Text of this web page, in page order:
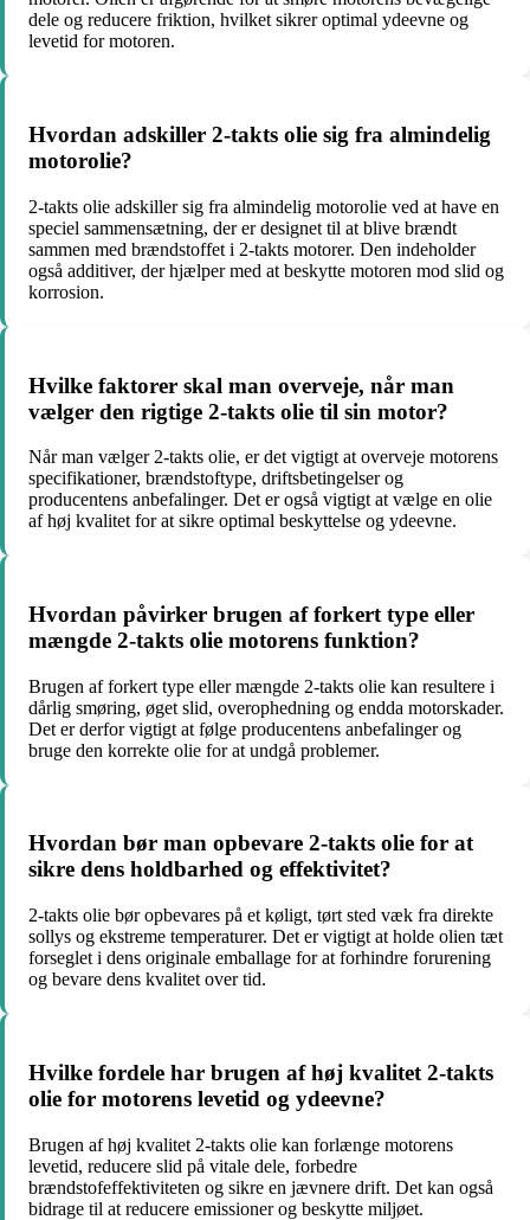
dele og reducere friktion, hvilket sikrer optimal ydeevne og
levetid for motoren.
Hvordan adskiller 2-takts olie sig fra almindelig
motorolie?
2-takts olie adskiller sig fra almindelig motorolie ved at have en
speciel sammensætning, der er designet til at blive brændt
sammen med brændstoffet i 2-takts motorer. Den indeholder
også additiver, der hjælper med at beskytte motoren mod slid og
korrosion.
Hvilke faktorer skal man overveje, når man
vælger den rigtige 2-takts olie til sin motor?
Når man vælger 2-takts olie, er det vigtigt at overveje motorens
specifikationer, brændstoftype, driftsbetingelser og
producentens anbefalinger. Det er også vigtigt at vælge en olie
af høj kvalitet for at sikre optimal beskyttelse og ydeevne.
Hvordan påvirker brugen af forkert type eller
mængde 2-takts olie motorens funktion?
Brugen af forkert type eller mængde 2-takts olie kan resultere i
dårlig smøring, øget slid, overophedning og endda motorskader.
Det er derfor vigtigt at følge producentens anbefalinger og
bruge den korrekte olie for at undgå problemer.
Hvordan bør man opbevare 2-takts olie for at
sikre dens holdbarhed og effektivitet?
2-takts olie bør opbevares på et køligt, tørt sted væk fra direkte
sollys og ekstreme temperaturer. Det er vigtigt at holde olien tæt
forseglet i dens originale emballage for at forhindre forurening
og bevare dens kvalitet over tid.
Hvilke fordele har brugen af høj kvalitet 2-takts
olie for motorens levetid og ydeevne?
Brugen af høj kvalitet 2-takts olie kan forlænge motorens
levetid, reducere slid på vitale dele, forbedre
brændstofeffektiviteten og sikre en jævnere drift. Det kan også
bidrage til at reducere emissioner og beskytte miljøet.